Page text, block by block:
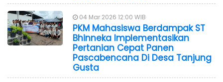
04 Mar 2026 12:00 WIB
PKM Mahasiswa Berdampak ST
Bhinneka Implementasikan
Pertanian Cepat Panen
Pascabencana Di Desa Tanjung
Gusta